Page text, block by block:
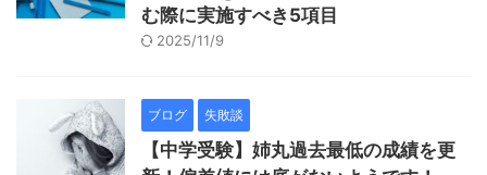
む際に実施すべき5項目
2025/11/9
ブログ 失敗談
【中学受験】姉丸過去最低の成績を更